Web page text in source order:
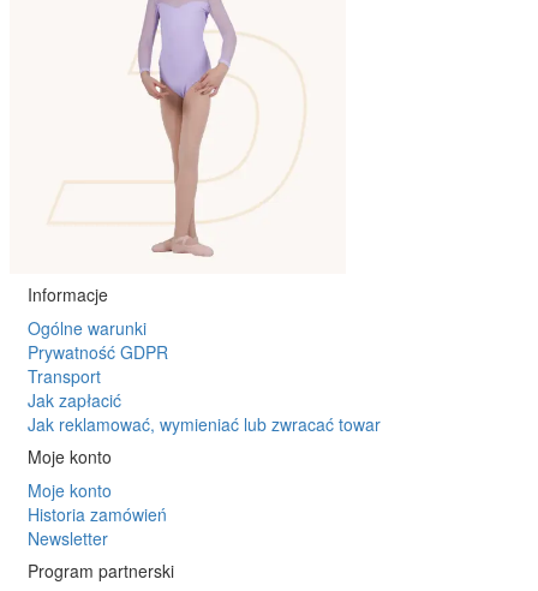
Informacje
Ogólne warunki
Prywatność GDPR
Transport
Jak zapłacić
Jak reklamować, wymieniać lub zwracać towar
Moje konto
Moje konto
Historia zamówień
Newsletter
Program partnerski